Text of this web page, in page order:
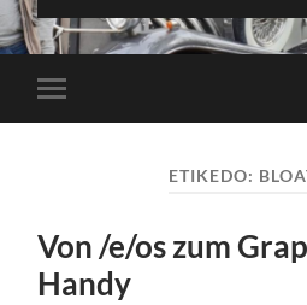
Toggle
mobile
ETIKEDO:
Von /e/os zum
Handy